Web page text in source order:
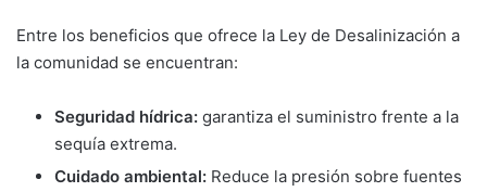
Entre los beneficios que ofrece la Ley de Desalinización a
la comunidad se encuentran:
Seguridad hídrica: garantiza el suministro frente a la
sequía extrema.
Cuidado ambiental: Reduce la presión sobre fuentes